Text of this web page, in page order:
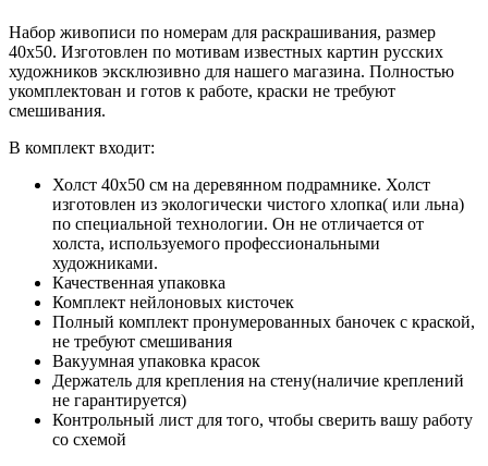
Набор живописи по номерам для раскрашивания, размер
40x50. Изготовлен по мотивам известных картин русских
художников эксклюзивно для нашего магазина. Полностью
укомплектован и готов к работе, краски не требуют
смешивания.
В комплект входит:
Холст 40x50 см на деревянном подрамнике. Холст
изготовлен из экологически чистого хлопка( или льна)
по специальной технологии. Он не отличается от
холста, используемого профессиональными
художниками.
Качественная упаковка
Комплект нейлоновых кисточек
Полный комплект пронумерованных баночек с краской,
не требуют смешивания
Вакуумная упаковка красок
Держатель для крепления на стену(наличие креплений
не гарантируется)
Контрольный лист для того, чтобы сверить вашу работу
со схемой